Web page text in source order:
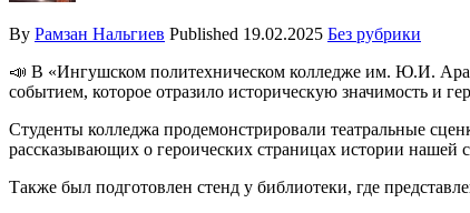
By Рамзан Нальгиев Published 19.02.2025 Без рубрики
📣 В «Ингушском политехническом колледже им. Ю.И.
событием, которое отразило историческую значимость и
Студенты колледжа продемонстрировали театральные
рассказывающих о героических страницах истории нашей
Также был подготовлен стенд у библиотеки, где